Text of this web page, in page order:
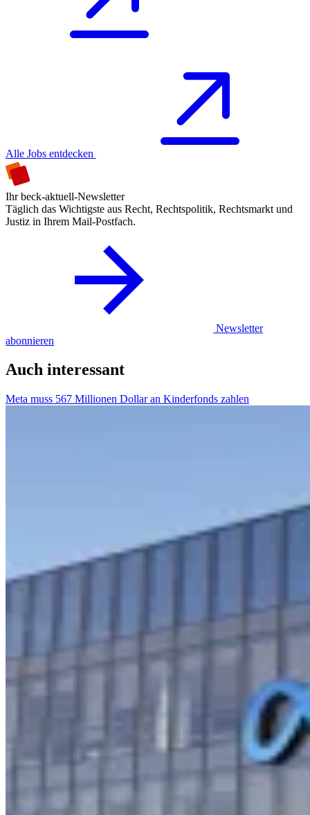
Alle Jobs entdecken
Ihr beck-aktuell-Newsletter
Täglich das Wichtigste aus Recht, Rechtspolitik, Rechtsmarkt und
Justiz in Ihrem Mail-Postfach.
Newsletter
abonnieren
Auch interessant
Meta muss 567 Millionen Dollar an Kinderfonds zahlen